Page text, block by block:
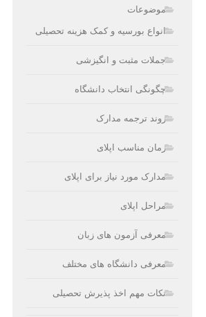
موضوعات
انواع بورسیه و کمک هزینه تحصیلی
جملات مثبت و انگیزشی
چگونگی انتخاب دانشگاه
روند ترجمه مدارک
زمان مناسب اپلای
مدارک مورد نیاز برای اپلای
مراحل اپلای
معرفی آزمون های زبان
معرفی دانشگاه های مختلف
نکات مهم اخذ پذیرش تحصیلی